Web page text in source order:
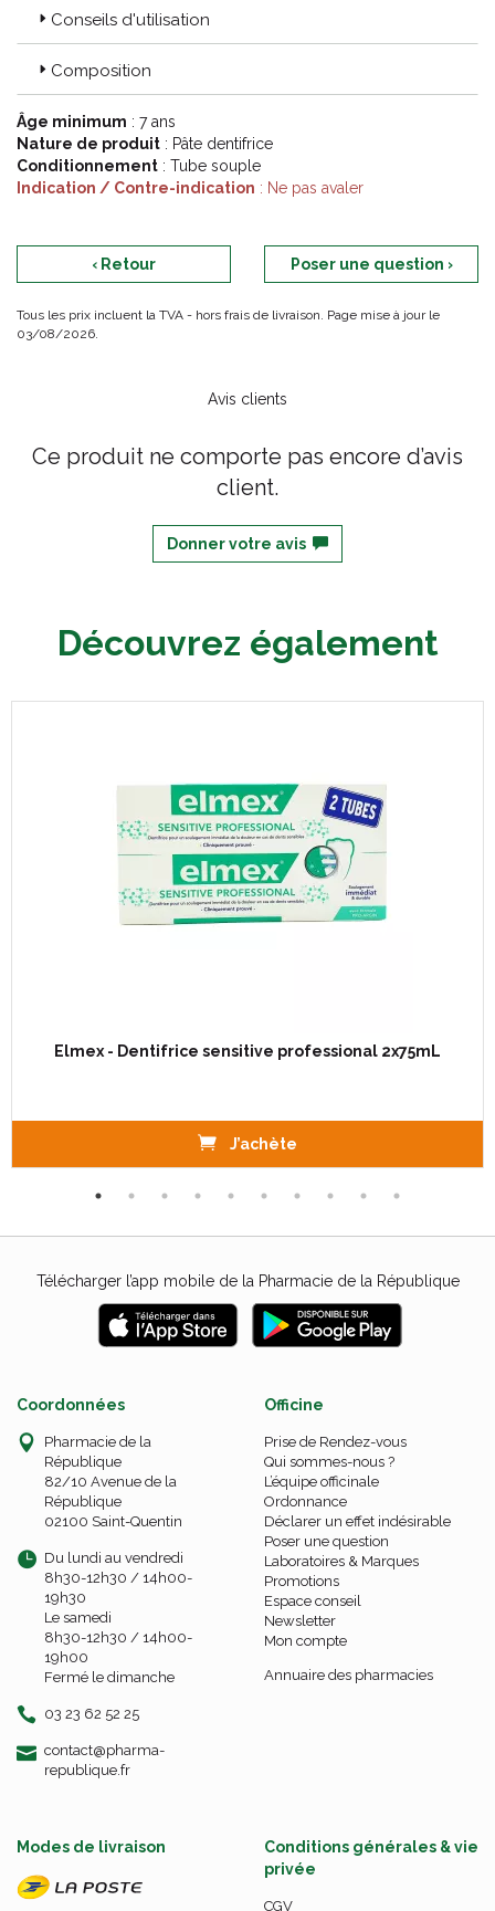
Conseils d'utilisation
Composition
Âge minimum : 7 ans
Nature de produit : Pâte dentifrice
Conditionnement : Tube souple
Indication / Contre-indication : Ne pas avaler
‹ Retour Poser une question ›
Tous les prix incluent la TVA - hors frais de livraison. Page mise à jour le
03/08/2026.
Avis clients
Ce produit ne comporte pas encore d’avis
client.
Donner votre avis
Découvrez également
Elmex - Dentifrice sensitive professional 2x75mL
J’achète
Télécharger l’app mobile de la Pharmacie de la République
Coordonnées
Pharmacie de la
République
82/10 Avenue de la
République
02100 Saint-Quentin
Du lundi au vendredi
8h30-12h30 / 14h00-
19h30
Le samedi
8h30-12h30 / 14h00-
19h00
Fermé le dimanche
03 23 62 52 25
contact-
@-
pharma-
republique.fr
Officine
Prise de Rendez-vous
Qui sommes-nous ?
L’équipe officinale
Ordonnance
Déclarer un effet indésirable
Poser une question
Laboratoires & Marques
Promotions
Espace conseil
Newsletter
Mon compte
Annuaire des pharmacies
Modes de livraison
Conditions générales & vie
privée
CGV